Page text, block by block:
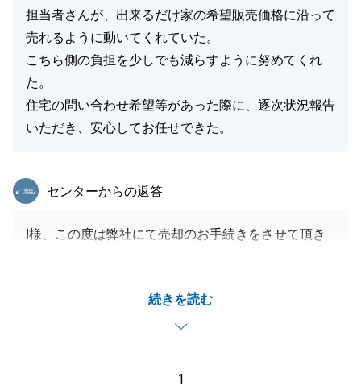
閉じる
担当者さんが、出来るだけ家の希望販売価格に沿って
売れるように動いてくれていた。
こちら側の負担を少しでも減らすように努めてくれ
た。
住宅の問い合わせ希望等があった際に、逐次状況報告
いただき、安心してお任せできた。
続きを読む
東急リバブル
センターからの返答
I様、この度は弊社にて売却のお手続きをさせて頂き
結果として良い買主様を見つけることができ、担当と
してもホッとしているところです。
1